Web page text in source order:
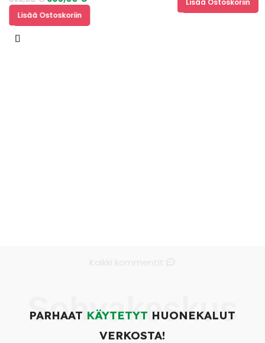
Lisää Ostoskoriin
Lisää Ostoskoriin
Sohvakeskus
PARHAAT KÄYTETYT HUONEKALUT
VERKOSTA!